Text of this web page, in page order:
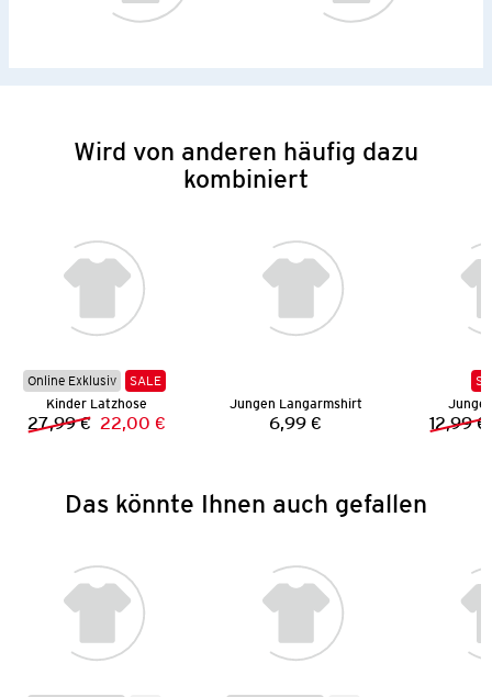
Wird von anderen häufig dazu
kombiniert
Online Exklusiv
SALE
Kinder Latzhose
Vorheriger Preis:
27,99 € Neuer Preis:
22,00 €
Jungen Langarmshirt
Preis:
6,99 € 12,99 €
Das könnte Ihnen auch gefallen